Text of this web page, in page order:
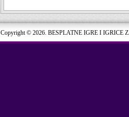
Copyright © 2026. BESPLATNE IGRE I IGRICE